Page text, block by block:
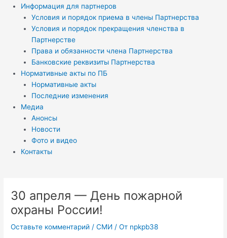
Информация для партнеров
Условия и порядок приема в члены Партнерства
Условия и порядок прекращения членства в
Партнерстве
Права и обязанности члена Партнерства
Банковские реквизиты Партнерства
Нормативные акты по ПБ
Нормативные акты
Последние изменения
Медиа
Анонсы
Новости
Фото и видео
Контакты
30 апреля — День пожарной
охраны России!
Оставьте комментарий /СМИ / От npkpb38